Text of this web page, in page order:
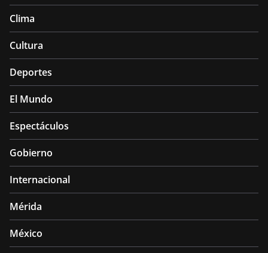
Clima
Cultura
Deportes
El Mundo
Espectáculos
Gobierno
Internacional
Mérida
México